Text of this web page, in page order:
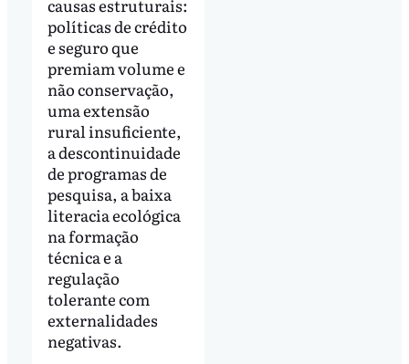
causas estruturais:
políticas de crédito
e seguro que
premiam volume e
não conservação,
uma extensão
rural insuficiente,
a descontinuidade
de programas de
pesquisa, a baixa
literacia ecológica
na formação
técnica e a
regulação
tolerante com
externalidades
negativas.